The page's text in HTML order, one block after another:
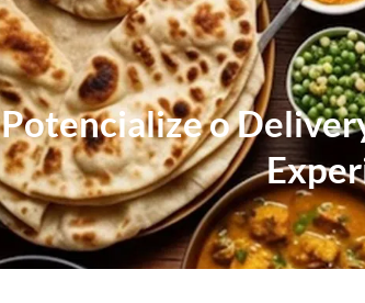
Potencialize o